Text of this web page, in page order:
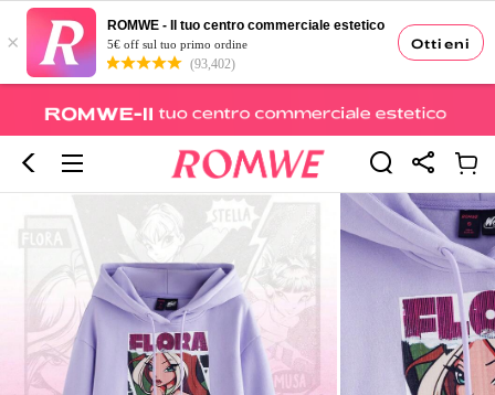
Ottieni
×
ROMWE - Il tuo centro commerciale estetico
5€ off sul tuo primo ordine
(93,402)